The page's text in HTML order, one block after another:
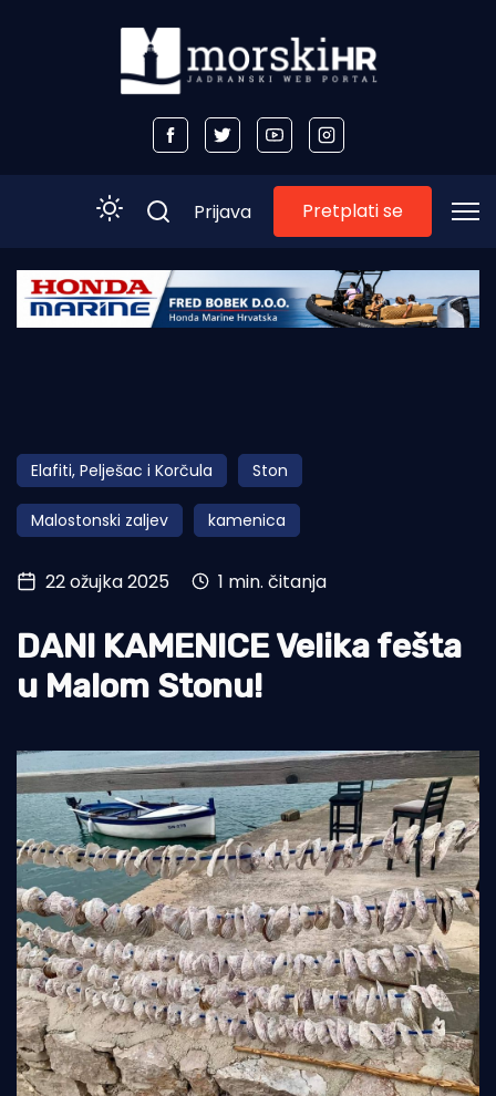
Početna
Obala
Otoci
Turizam i nautika
Pomorstvo
Ekologija
Prijava Pretplati se
Elafiti, Pelješac i Korčula Ston
Malostonski zaljev kamenica
22 ožujka 2025 1 min. čitanja
DANI KAMENICE Velika fešta
u Malom Stonu!